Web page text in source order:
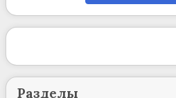
Разделы